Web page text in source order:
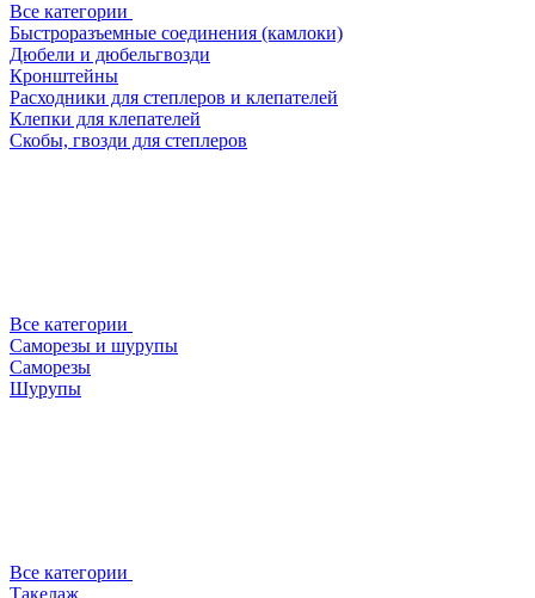
Все категории
Быстроразъемные соединения (камлоки)
Дюбели и дюбельгвозди
Кронштейны
Расходники для степлеров и клепателей
Клепки для клепателей
Скобы, гвозди для степлеров
Все категории
Саморезы и шурупы
Саморезы
Шурупы
Все категории
Такелаж